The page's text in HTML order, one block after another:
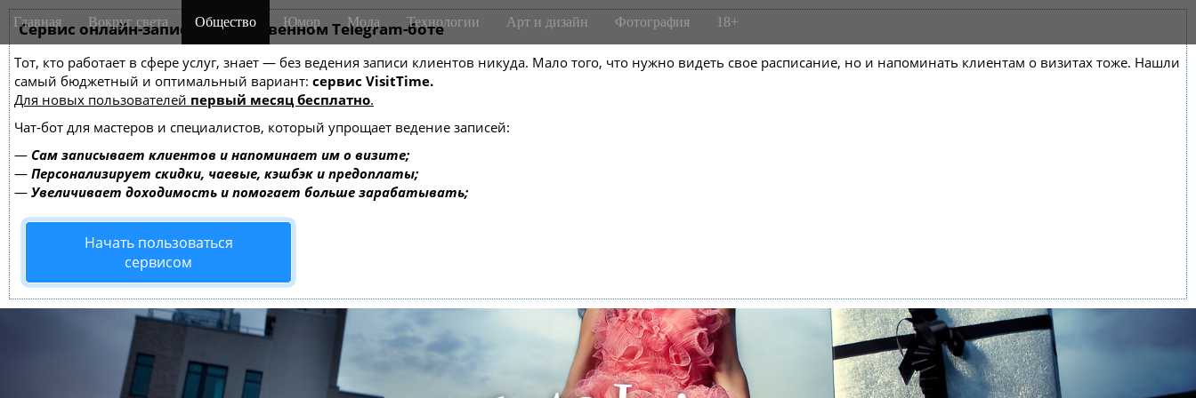
Сервис онлайн-записи на собственном Telegram-боте
Тот, кто работает в сфере услуг, знает — без ведения записи клиентов никуда. Мало того, что нужно видеть свое расписание, но и напоминать клиентам о визитах тоже. Нашли
самый бюджетный и оптимальный вариант: сервис VisitTime.
Для новых пользователей первый месяц бесплатно.
Чат-бот для мастеров и специалистов, который упрощает ведение записей:
— Сам записывает клиентов и напоминает им о визите;
— Персонализирует скидки, чаевые, кэшбэк и предоплаты;
— Увеличивает доходимость и помогает больше зарабатывать;
Начать пользоваться
сервисом
M
a
n
m
e
n
u
i
Главная Вокруг света Общество Юмор Мода Технологии Арт и дизайн Фотография 18+